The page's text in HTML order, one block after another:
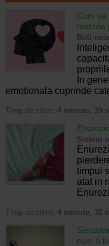
Cum sa
metode
Boli
In
emotionala cuprinde
Timp de citire: 4 minute, 39
Sistem
timpul
atat in
Timp de citire: 4 minute, 32
cum o